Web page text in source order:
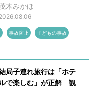
木みかほ
事故防止 子どもの事故
局子連れ旅行は「ホテ
で楽しむ」が正解 観